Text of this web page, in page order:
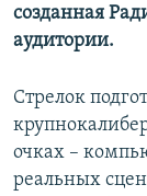
созданная
аудитории.
Стрелок
очках –
реальных